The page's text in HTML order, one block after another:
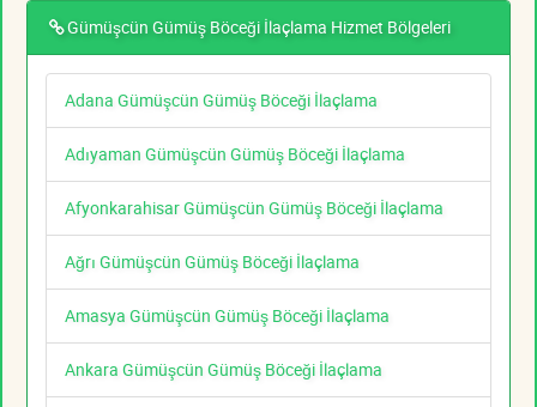
Gümüşcün Gümüş Böceği İlaçlama Hizmet Bölgeleri
Adana Gümüşcün Gümüş Böceği İlaçlama
Adıyaman Gümüşcün Gümüş Böceği İlaçlama
Afyonkarahisar Gümüşcün Gümüş Böceği İlaçlama
Ağrı Gümüşcün Gümüş Böceği İlaçlama
Amasya Gümüşcün Gümüş Böceği İlaçlama
Ankara Gümüşcün Gümüş Böceği İlaçlama